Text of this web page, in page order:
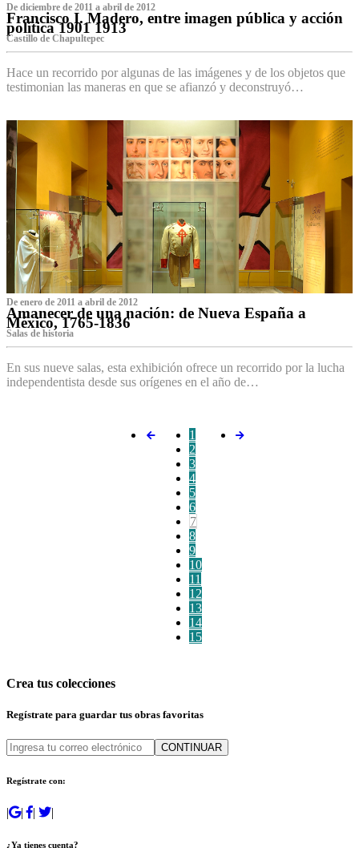
De diciembre de 2011 a abril de 2012
Francisco I. Madero, entre imagen pública y acción
política 1901 1913
Castillo de Chapultepec
Hace un recorrido por algunas de las imágenes y de los objetos que
testimonian las maneras en que se afianzó y deconstruyó…
De enero de 2011 a abril de 2012
Amanecer de una nación: de Nueva España a
México, 1765-1836
Salas de historia
En sus nueve salas, esta exhibición ofrece un recorrido por la lucha
independentista desde sus orígenes en el año de…
1
2
3
4
5
6
7
8
9
10
11
12
13
14
15
Crea tus colecciones
Regístrate para guardar tus obras favoritas
CONTINUAR
Regístrate con:
| | | |
¿Ya tienes cuenta?